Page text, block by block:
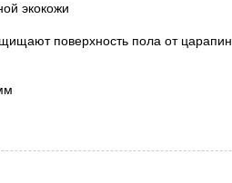
экокожи
поверхность пола от царапин